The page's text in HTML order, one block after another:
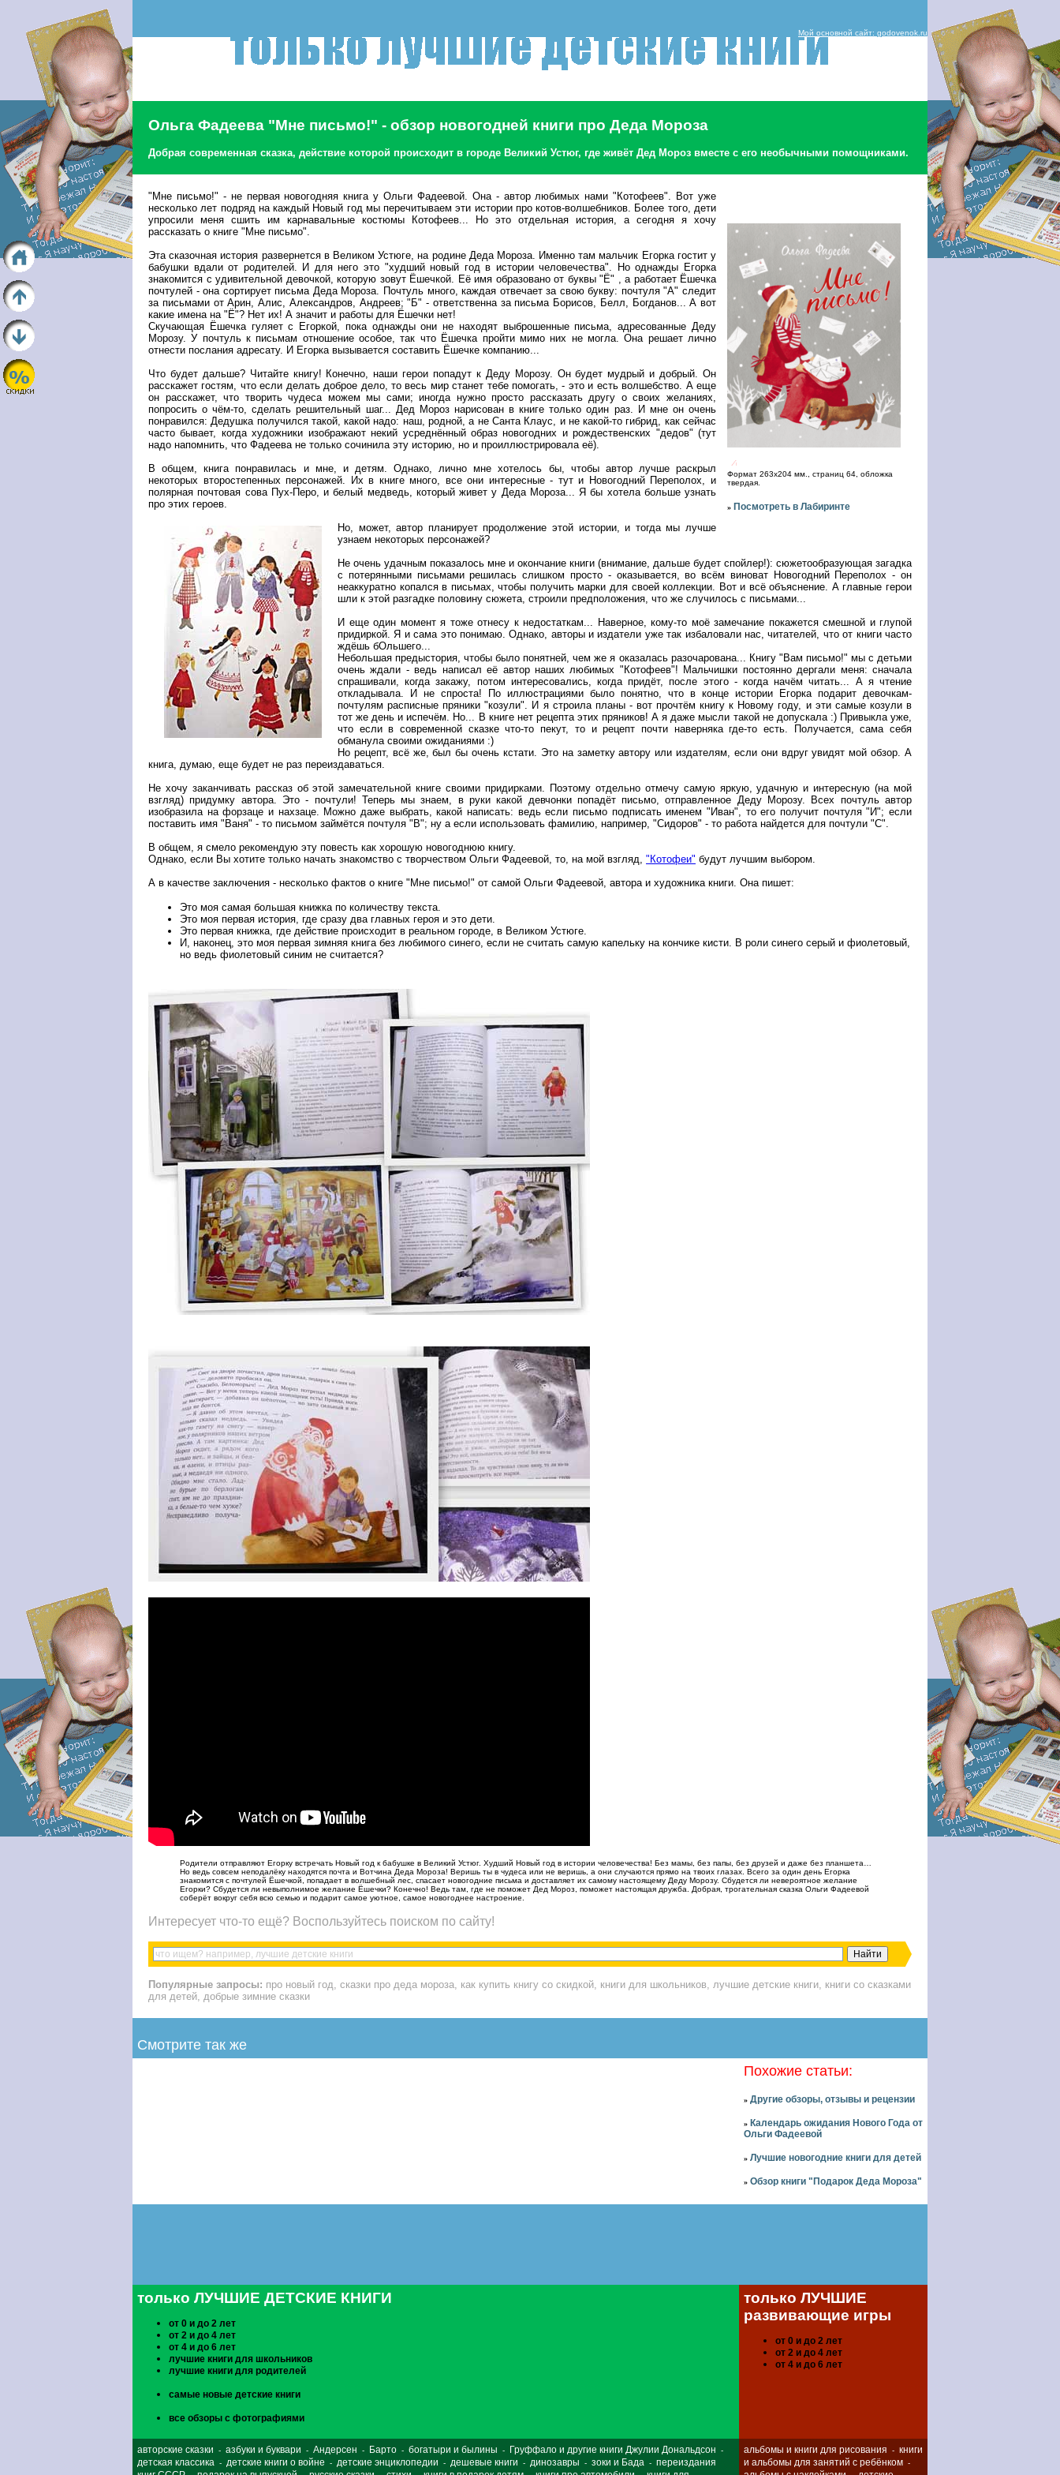
Мой основной сайт: godovenok.ru
Ольга Фадеева "Мне письмо!" - обзор новогодней книги про Деда Мороза
Добрая современная сказка, действие которой происходит в городе Великий Устюг, где живёт Дед Мороз вместе с его необычными помощниками.
Формат 263x204 мм., страниц 64, обложка
твердая.
» Посмотреть в Лабиринте
"Мне письмо!" - не первая новогодняя книга у Ольги Фадеевой. Она - автор любимых нами "Котофеев". Вот уже
несколько лет подряд на каждый Новый год мы перечитываем эти истории про котов-волшебников. Более того, дети
упросили меня сшить им карнавальные костюмы Котофеев... Но это отдельная история, а сегодня я хочу
рассказать о книге "Мне письмо".
Эта сказочная история развернется в Великом Устюге, на родине Деда Мороза. Именно там мальчик Егорка гостит у
бабушки вдали от родителей. И для него это "худший новый год в истории человечества". Но однажды Егорка
знакомится с удивительной девочкой, которую зовут Ёшечкой. Её имя образовано от буквы "Ё" , а работает Ёшечка
почтулей - она сортирует письма Деда Мороза. Почтуль много, каждая отвечает за свою букву: почтуля "А" следит
за письмами от Арин, Алис, Александров, Андреев; "Б" - ответственна за письма Борисов, Белл, Богданов... А вот
какие имена на "Ё"? Нет их! А значит и работы для Ёшечки нет!
Скучающая Ёшечка гуляет с Егоркой, пока однажды они не находят выброшенные письма, адресованные Деду
Морозу. У почтуль к письмам отношение особое, так что Ёшечка пройти мимо них не могла. Она решает лично
отнести послания адресату. И Егорка вызывается составить Ёшечке компанию...
Что будет дальше? Читайте книгу! Конечно, наши герои попадут к Деду Морозу. Он будет мудрый и добрый. Он
расскажет гостям, что если делать доброе дело, то весь мир станет тебе помогать, - это и есть волшебство. А еще
он расскажет, что творить чудеса можем мы сами; иногда нужно просто рассказать другу о своих желаниях,
попросить о чём-то, сделать решительный шаг... Дед Мороз нарисован в книге только один раз. И мне он очень
понравился: Дедушка получился такой, какой надо: наш, родной, а не Санта Клаус, и не какой-то гибрид, как сейчас
часто бывает, когда художники изображают некий усреднённый образ новогодних и рождественских "дедов" (тут
надо напомнить, что Фадеева не только сочинила эту историю, но и проиллюстрировала её).
В общем, книга понравилась и мне, и детям. Однако, лично мне хотелось бы, чтобы автор лучше раскрыл
некоторых второстепенных персонажей. Их в книге много, все они интересные - тут и Новогодний Переполох, и
полярная почтовая сова Пух-Перо, и белый медведь, который живет у Деда Мороза... Я бы хотела больше узнать
про этих героев.
Но, может, автор планирует продолжение этой истории, и тогда мы лучше
узнаем некоторых персонажей?
Не очень удачным показалось мне и окончание книги (внимание, дальше будет спойлер!): сюжетообразующая загадка
с потерянными письмами решилась слишком просто - оказывается, во всём виноват Новогодний Переполох - он
неаккуратно копался в письмах, чтобы получить марки для своей коллекции. Вот и всё объяснение. А главные герои
шли к этой разгадке половину сюжета, строили предположения, что же случилось с письмами...
И еще один момент я тоже отнесу к недостаткам... Наверное, кому-то моё замечание покажется смешной и глупой
придиркой. Я и сама это понимаю. Однако, авторы и издатели уже так избаловали нас, читателей, что от книги часто
ждёшь бОльшего...
Небольшая предыстория, чтобы было понятней, чем же я оказалась разочарована... Книгу "Вам письмо!" мы с детьми
очень ждали - ведь написал её автор наших любимых "Котофеев"! Мальчишки постоянно дергали меня: сначала
спрашивали, когда закажу, потом интересовались, когда придёт, после этого - когда начём читать... А я чтение
откладывала. И не спроста! По иллюстрациями было понятно, что в конце истории Егорка подарит девочкам-
почтулям расписные пряники "козули". И я строила планы - вот прочтём книгу к Новому году, и эти самые козули в
тот же день и испечём. Но... В книге нет рецепта этих пряников! А я даже мысли такой не допускала :) Привыкла уже,
что если в современной сказке что-то пекут, то и рецепт почти наверняка где-то есть. Получается, сама себя
обманула своими ожиданиями :)
Но рецепт, всё же, был бы очень кстати. Это на заметку автору или издателям, если они вдруг увидят мой обзор. А
книга, думаю, еще будет не раз переиздаваться.
Не хочу заканчивать рассказ об этой замечательной книге своими придирками. Поэтому отдельно отмечу самую яркую, удачную и интересную (на мой
взгляд) придумку автора. Это - почтули! Теперь мы знаем, в руки какой девчонки попадёт письмо, отправленное Деду Морозу. Всех почтуль автор
изобразила на форзаце и нахзаце. Можно даже выбрать, какой написать: ведь если письмо подписать именем "Иван", то его получит почтуля "И"; если
поставить имя "Ваня" - то письмом займётся почтуля "В"; ну а если использовать фамилию, например, "Сидоров" - то работа найдется для почтули "С".
В общем, я смело рекомендую эту повесть как хорошую новогоднюю книгу.
Однако, если Вы хотите только начать знакомство с творчеством Ольги Фадеевой, то, на мой взгляд, "Котофеи" будут лучшим выбором.
А в качестве заключения - несколько фактов о книге "Мне письмо!" от самой Ольги Фадеевой, автора и художника книги. Она пишет:
Это моя самая большая книжка по количеству текста.
Это моя первая история, где сразу два главных героя и это дети.
Это первая книжка, где действие происходит в реальном городе, в Великом Устюге.
И, наконец, это моя первая зимняя книга без любимого синего, если не считать самую капельку на кончике кисти. В роли синего серый и фиолетовый,
но ведь фиолетовый синим не считается?
Родители отправляют Егорку встречать Новый год к бабушке в Великий Устюг. Худший Новый год в истории человечества! Без мамы, без папы, без друзей и даже без планшета…
Но ведь совсем неподалёку находятся почта и Вотчина Деда Мороза! Веришь ты в чудеса или не веришь, а они случаются прямо на твоих глазах. Всего за один день Егорка
знакомится с почтулей Ёшечкой, попадает в волшебный лес, спасает новогодние письма и доставляет их самому настоящему Деду Морозу. Сбудется ли невероятное желание
Егорки? Сбудется ли невыполнимое желание Ёшечки? Конечно! Ведь там, где не поможет Дед Мороз, поможет настоящая дружба. Добрая, трогательная сказка Ольги Фадеевой
соберёт вокруг себя всю семью и подарит самое уютное, самое новогоднее настроение.
Интересует что-то ещё? Воспользуйтесь поиском по сайту!
Популярные запросы: про новый год, сказки про деда мороза, как купить книгу со скидкой, книги для школьников, лучшие детские книги, книги со сказками
для детей, добрые зимние сказки
Смотрите так же
Похожие статьи:
» Другие обзоры, отзывы и рецензии
» Календарь ожидания Нового Года от
Ольги Фадеевой
» Лучшие новогодние книги для детей
» Обзор книги "Подарок Деда Мороза"
только ЛУЧШИЕ ДЕТСКИЕ КНИГИ
от 0 и до 2 лет
от 2 и до 4 лет
от 4 и до 6 лет
лучшие книги для школьников
лучшие книги для родителей
самые новые детские книги
все обзоры с фотографиями
только ЛУЧШИЕ
развивающие игры
от 0 и до 2 лет
от 2 и до 4 лет
от 4 и до 6 лет
авторские сказки - азбуки и буквари - Андерсен - Барто - богатыри и былины - Груффало и другие книги Джулии Дональдсон -
детская классика - детские книги о войне - детские энциклопедии - дешевые книги - динозавры - зоки и Бада - переиздания
альбомы и книги для рисования - книги
и альбомы для занятий с ребёнком -